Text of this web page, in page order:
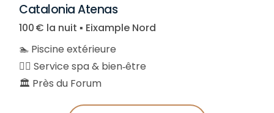
Catalonia Atenas
100 € la nuit ▪︎ Eixample Nord
🏊 Piscine extérieure
🧖‍♀️ Service spa & bien‑être
🏛️​ Près du Forum